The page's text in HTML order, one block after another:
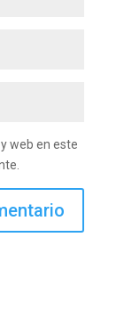
web en este